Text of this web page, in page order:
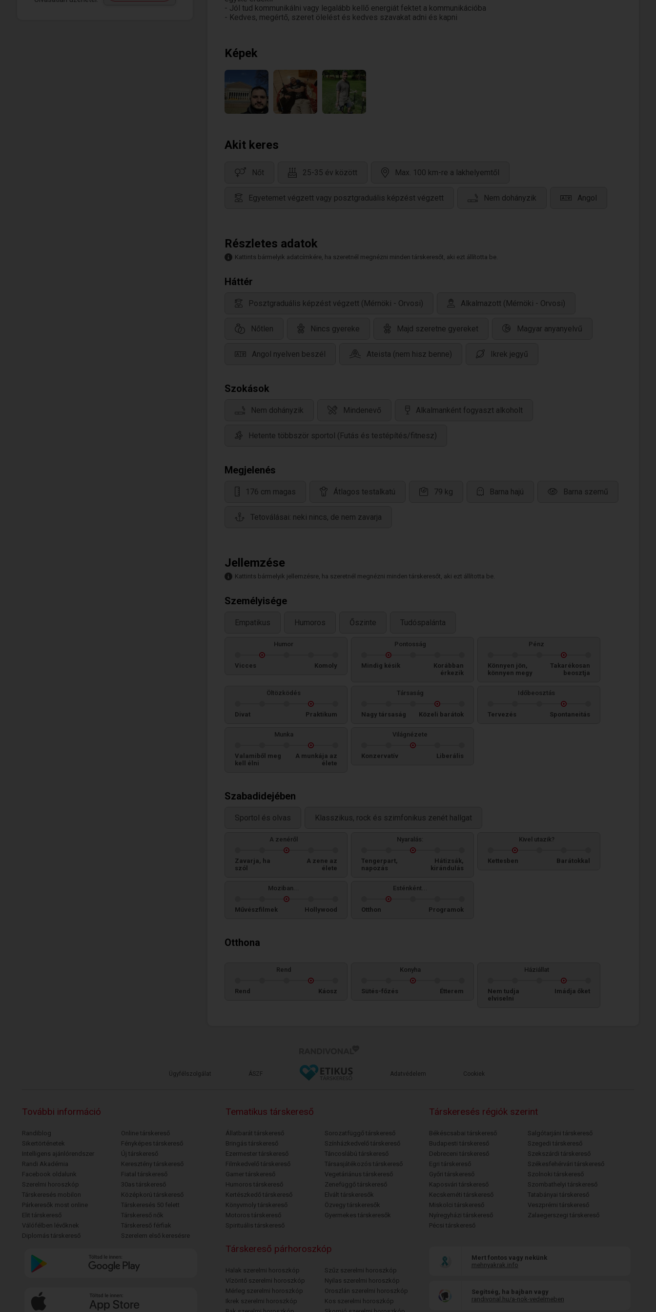
és barátságos hangulatot teremtek.
Érdekel minden tudomány, általános orvosként végeztem utána pedig műszaki irányt vettem, részben ezért a
természetfeletti jelenségek távol állnak tőlem.
- Jól tud kommunikálni vagy legalább kellő energiát fektet a kommunikációba
- Kedves, megértő, szeret ölelést és kedves szavakat adni és kapni
Képek
Akit keres
Nőt 25-35 év között Max. 100 km-re a lakhelyemtől
Egyetemet végzett vagy posztgraduális képzést végzett Nem dohányzik Angol
Részletes adatok
Kattints bármelyik adatcímkére, ha szeretnél megnézni minden társkeresőt, aki ezt állította be.
Háttér
Posztgraduális képzést végzett (Mérnöki - Orvosi) Alkalmazott (Mérnöki - Orvosi)
Nőtlen Nincs gyereke Majd szeretne gyereket Magyar anyanyelvű
Angol nyelven beszél Ateista (nem hisz benne) Ikrek jegyű
Szokások
Nem dohányzik Mindenevő Alkalmanként fogyaszt alkoholt
Hetente többször sportol (Futás és testépítés/fitnesz)
Megjelenés
176 cm magas Átlagos testalkatú 79 kg Barna hajú Barna szemű
Tetoválásai: neki nincs, de nem zavarja
Jellemzése
Kattints bármelyik jellemzésre, ha szeretnél megnézni minden társkeresőt, aki ezt állította be.
Személyisége
Empatikus Humoros Őszinte Tudóspalánta
Humor
Vicces Komoly
Pontosság
Mindig késik
Korábban
érkezik
Pénz
Könnyen jön,
könnyen megy
Takarékosan
beosztja
Öltözködés
Divat Praktikum
Társaság
Nagy társaság Közeli barátok
Időbeosztás
Tervezés Spontaneitás
Munka
Valamiből meg
kell élni
A munkája az
élete
Világnézete
Konzervatív Liberális
Szabadidejében
Sportol és olvas Klasszikus, rock és szimfonikus zenét hallgat
A zenéről
Zavarja, ha
szól
A zene az
élete
Nyaralás:
Tengerpart,
napozás
Hátizsák,
kirándulás
Kivel utazik?
Kettesben Barátokkal
Moziban...
Művészfilmek Hollywood
Esténként...
Otthon Programok
Otthona
Rend
Rend Káosz
Konyha
Sütés-főzés Étterem
Háziállat
Nem tudja
elviselni
Imádja őket
Ügyfélszolgálat ÁSZF Adatvédelem Cookiek
További információ
Randiblog
Sikertörténetek
Intelligens ajánlórendszer
Randi Akadémia
Facebook oldalunk
Szerelmi horoszkóp
Társkeresés mobilon
Párkeresők most online
Elit társkereső
Válófélben lévőknek
Diplomás társkereső
Online társkereső
Fényképes társkereső
Új társkereső
Keresztény társkereső
Fiatal társkereső
30as társkereső
Középkorú társkereső
Társkeresés 50 felett
Társkereső nők
Társkereső férfiak
Szerelem első keresésre
Tematikus társkereső
Állatbarát társkereső
Bringás társkereső
Ezermester társkereső
Filmkedvelő társkereső
Gamer társkereső
Humoros társkereső
Kertészkedő társkereső
Könyvmoly társkereső
Motoros társkereső
Spirituális társkereső
Sorozatfüggő társkereső
Színházkedvelő társkereső
Táncoslábú társkereső
Társasjátékozós társkereső
Vegetáriánus társkereső
Zenefüggő társkereső
Elvált társkeresők
Özvegy társkeresők
Gyermekes társkeresők
Társkeresés régiók szerint
Békéscsabai társkereső
Budapesti társkereső
Debreceni társkereső
Egri társkereső
Győri társkereső
Kaposvári társkereső
Kecskeméti társkereső
Miskolci társkereső
Nyíregyházi társkereső
Pécsi társkereső
Salgótarjáni társkereső
Szegedi társkereső
Szekszárdi társkereső
Székesfehérvári társkereső
Szolnoki társkereső
Szombathelyi társkereső
Tatabányai társkereső
Veszprémi társkereső
Zalaegerszegi társkereső
Társkereső párhoroszkóp
Halak szerelmi horoszkóp
Vízöntő szerelmi horoszkóp
Mérleg szerelmi horoszkóp
Ikrek szerelmi horoszkóp
Szűz szerelmi horoszkóp
Nyilas szerelmi horoszkóp
Oroszlán szerelmi horoszkóp
Kos szerelmi horoszkóp
Mert fontos vagy nekünk
mehnyakrak.info
Segítség, ha bajban vagy
randivonal.hu/a-nok-vedelmeben